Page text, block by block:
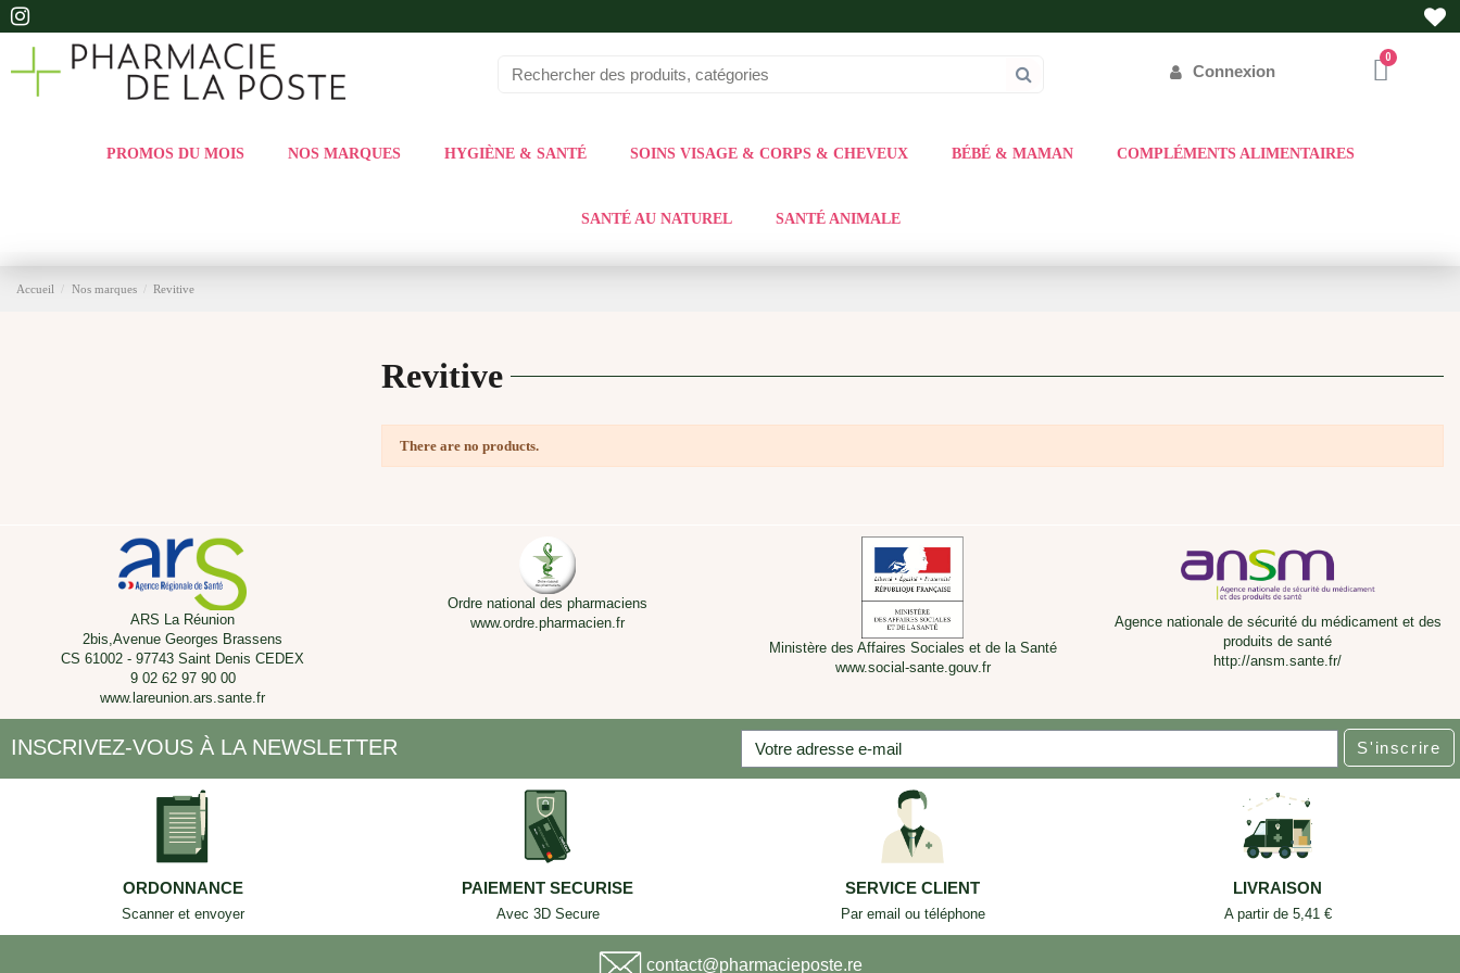
Connexion
PROMOS DU MOIS NOS MARQUES HYGIÈNE & SANTÉ SOINS VISAGE & CORPS & CHEVEUX BÉBÉ & MAMAN COMPLÉMENTS ALIMENTAIRES
SANTÉ AU NATUREL SANTÉ ANIMALE
Accueil Nos marques Revitive
Revitive
There are no products.
ARS La Réunion
2bis,Avenue Georges Brassens
CS 61002 - 97743 Saint Denis CEDEX
9 02 62 97 90 00
www.lareunion.ars.sante.fr
Ordre national des pharmaciens
www.ordre.pharmacien.fr
Ministère des Affaires Sociales et de la Santé
www.social-sante.gouv.fr
Agence nationale de sécurité du médicament et des
produits de santé
http://ansm.sante.fr/
INSCRIVEZ-VOUS À LA NEWSLETTER S'inscrire
ORDONNANCE
Scanner et envoyer
PAIEMENT SECURISE
Avec 3D Secure
SERVICE CLIENT
Par email ou téléphone
LIVRAISON
A partir de 5,41 €
contact@pharmacieposte.re